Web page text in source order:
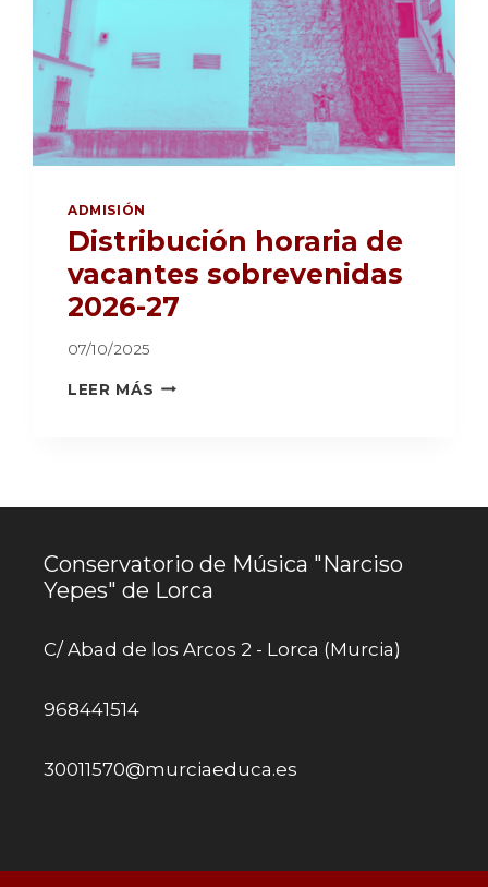
ADMISIÓN
Distribución horaria de
vacantes sobrevenidas
2026-27
07/10/2025
LEER MÁS DISTRIBUCIÓN
Conservatorio de Música "Narciso
Yepes" de Lorca
C/ Abad de los Arcos 2 - Lorca (Murcia)
968441514
30011570@murciaeduca.es